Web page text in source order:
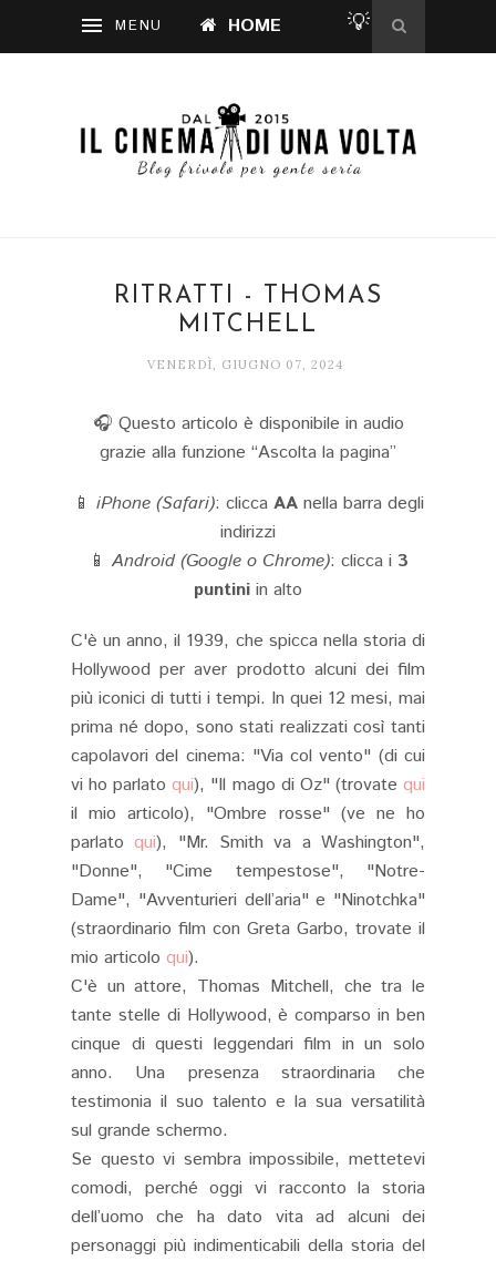
HOME 💡
RITRATTI - THOMAS
MITCHELL
VENERDÌ, GIUGNO 07, 2024
🎧 Questo articolo è disponibile in audio
grazie alla funzione “Ascolta la pagina”
📱 iPhone (Safari): clicca AAnella barra degli
indirizzi
📱 Android (Google o Chrome): clicca i 3
puntini in alto
C'è un anno, il 1939, che spicca nella storia di
Hollywood per aver prodotto alcuni dei film
più iconici di tutti i tempi. In quei 12 mesi, mai
prima né dopo, sono stati realizzati così tanti
capolavori del cinema: "Via col vento" (di cui
vi ho parlatoqui), "Il mago di Oz" (trovatequi
il mio articolo), "Ombre rosse" (ve ne ho
parlatoqui), "Mr. Smith va a Washington",
"Donne", "Cime tempestose", "Notre-
Dame", "Avventurieri dell’aria" e "Ninotchka"
(straordinario film con Greta Garbo, trovate il
mio articolo qui).
C'è un attore, Thomas Mitchell, che tra le
tante stelle di Hollywood, è comparso in ben
cinque di questi leggendari film in un solo
anno. Una presenza straordinaria che
testimonia il suo talento e la sua versatilità
sul grande schermo.
Se questo vi sembra impossibile, mettetevi
comodi, perché oggi vi racconto la storia
dell’uomo che ha dato vita ad alcuni dei
personaggi più indimenticabili della storia del